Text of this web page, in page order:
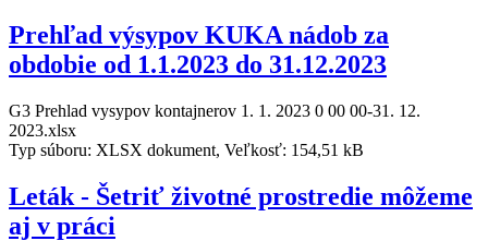
Prehľad výsypov KUKA nádob za
obdobie od 1.1.2023 do 31.12.2023
G3 Prehlad vysypov kontajnerov 1. 1. 2023 0 00 00-31. 12.
2023.xlsx
Typ súboru: XLSX dokument, Veľkosť: 154,51 kB
Leták - Šetriť životné prostredie môžeme
aj v práci